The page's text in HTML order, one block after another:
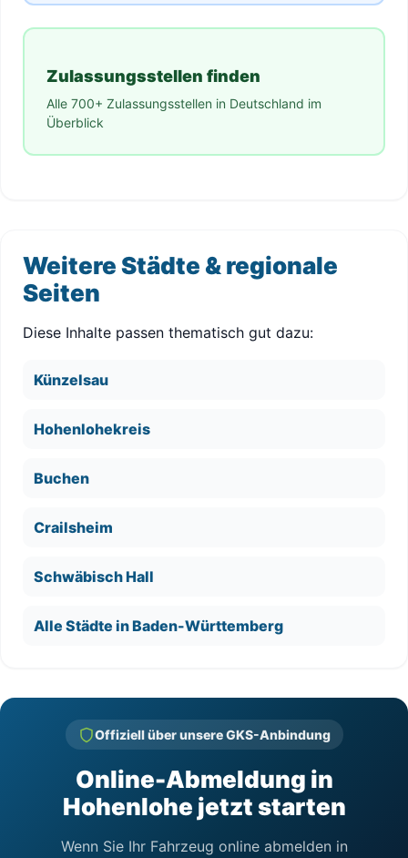
Zulassungsstellen finden
Alle 700+ Zulassungsstellen in Deutschland im
Überblick
Weitere Städte & regionale
Seiten
Diese Inhalte passen thematisch gut dazu:
Künzelsau
Hohenlohekreis
Buchen
Crailsheim
Schwäbisch Hall
Alle Städte in Baden-Württemberg
Offiziell über unsere GKS-Anbindung
Online-Abmeldung in
Hohenlohe jetzt starten
Wenn Sie Ihr Fahrzeug online abmelden in